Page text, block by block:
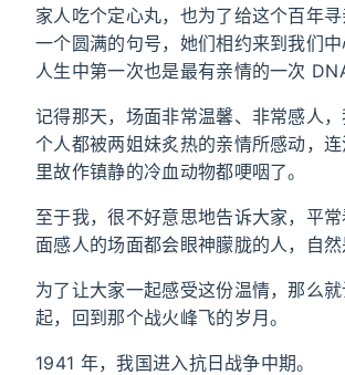
家人吃个定心丸，也为了给这个百年
一个圆满的句号，她们相约来到我们
人生中第一次也是最有亲情的一次
记得那天，场面非常温馨、非常感人
个人都被两姐妹炙热的亲情所感动，连
里故作镇静的冷血动物都哽咽了。
至于我，很不好意思地告诉大家，平
面感人的场面都会眼神朦胧的人，自然
为了让大家一起感受这份温情，那么
起，回到那个战火峰飞的岁月。
1941 年，我国进入抗日战争中期。